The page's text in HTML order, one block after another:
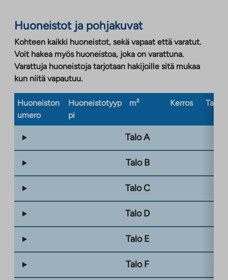
Huoneistot ja pohjakuvat
Kohteen kaikki huoneistot, sekä vapaat että varatut.
Voit hakea myös huoneistoa, joka on varattuna.
Varattuja huoneistoja tarjotaan hakijoille sitä mukaa
kun niitä vapautuu.
Huoneiston
umero
Huoneistotyyp
pi
m² Kerros
Talo A
Talo B
Talo C
Talo D
Talo E
Talo F